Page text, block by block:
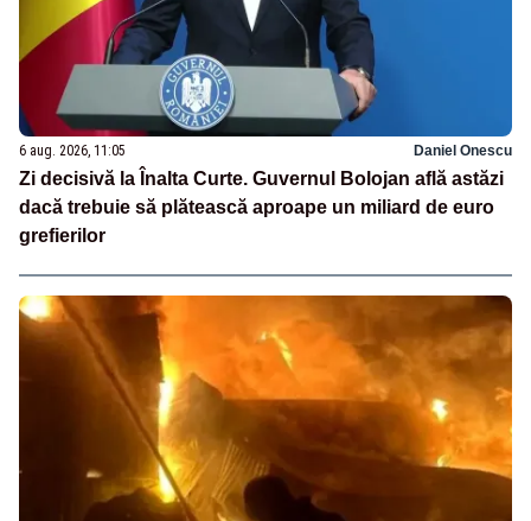
6 aug. 2026, 11:05 Daniel Onescu
Zi decisivă la Înalta Curte. Guvernul Bolojan află astăzi
dacă trebuie să plătească aproape un miliard de euro
grefierilor